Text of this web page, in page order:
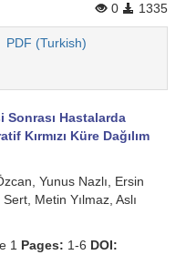
0
1335
PDF (Turkish)
Sonrası Hastalarda
Kırmızı Küre Dağılım
Yunus Nazlı, Ersin
Metin Yılmaz, Aslı
1 Pages: 1-6 DOI: